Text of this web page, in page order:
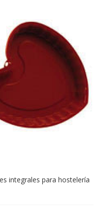
integrales para hostelería